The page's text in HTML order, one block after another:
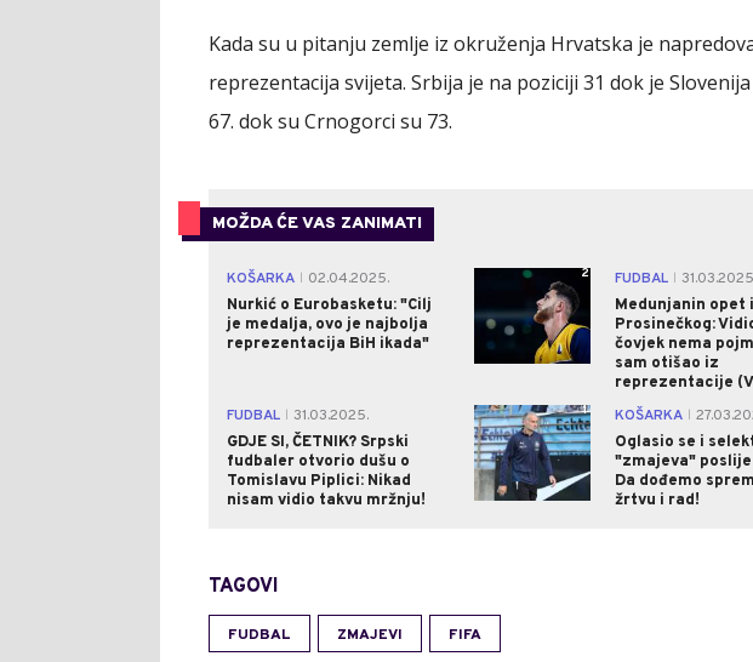
Kada su u pitanju zemlje iz okruženja Hrvatska je
reprezentacija svijeta. Srbija je na poziciji 31 dok je
67. dok su Crnogorci su 73.
MOŽDA ĆE VAS ZANIMATI
KOŠARKA
02.04.2025.
Nurkić o Eurobasketu: "Cilj
je medalja, ovo je najbolja
reprezentacija BiH ikada"
2 FUDBAL
Medunjanin opet
Prosinečkog:
čovjek nema
sam otišao iz
reprezentacije
FUDBAL
31.03.2025.
GDJE SI, ČETNIK? Srpski
fudbaler otvorio dušu o
Tomislavu Piplici: Nikad
nisam vidio takvu mržnju!
1 KOŠARKA
Oglasio se i
"zmajeva"
Da dođemo
žrtvu i rad!
TAGOVI
FUDBAL ZMAJEVI FIFA